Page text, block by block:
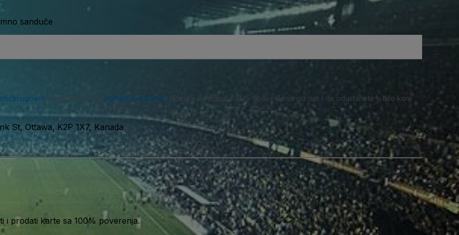
sanduče
ugovori prihvatate našu politiku privatnosti . Možete da primate SMS obaveštenja od nas i da odustanete u bilo kom
St, Ottawa, K2P 1X7, Kanada
i prodati karte sa 100% poverenja.